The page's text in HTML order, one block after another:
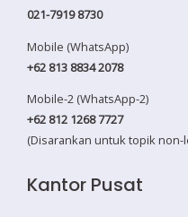
021-7919 8730
Mobile (WhatsApp)
+62 813 8834 2078
Mobile-2 (WhatsApp-2)
+62 812 1268 7727
(Disarankan untuk topik non-
Kantor Pusat